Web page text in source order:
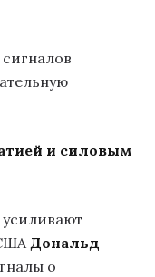
и силовым
Дональд
о